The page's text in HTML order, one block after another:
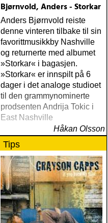
Bjørnvold, Anders - Storkar
Anders Bjørnvold reiste
denne vinteren tilbake til sin
favorittmusikkby Nashville
og returnerte med albumet
»Storkar« i bagasjen.
»Storkar« er innspilt på 6
dager i det analoge studioet
til den grammynominerte
prodsenten Andrija Tokic i
East Nashville
Håkan Olsson
Tips